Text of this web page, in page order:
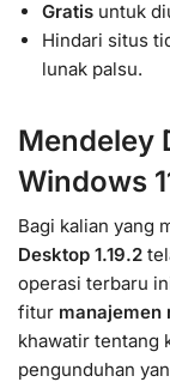
Gratis untuk
Hindari situs
lunak palsu.
Mendeley
Windows
Bagi kalian yang
Desktop 1.19.2
operasi terbaru
fitur manajemen
khawatir tentang
pengunduhan